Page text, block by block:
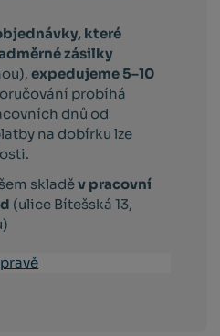
které
zásilky
expedujeme 5–10
probíhá
dnů od
na dobírku lze
skladěv pracovní
(ulice Bítešská 13,